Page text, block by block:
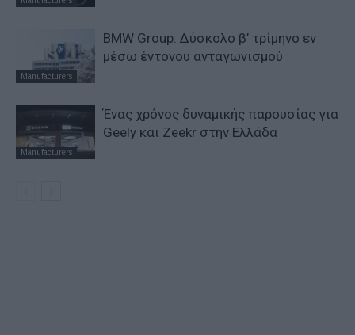
Manufacturers
BMW Group: Δύσκολο β’ τρίμηνο εν
μέσω έντονου ανταγωνισμού
Manufacturers
Ένας χρόνος δυναμικής παρουσίας για
Geely και Zeekr στην Ελλάδα